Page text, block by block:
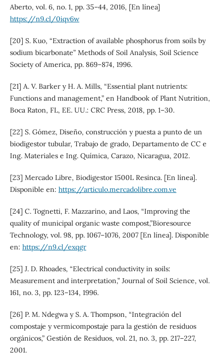
Aberto, vol. 6, no. 1, pp. 35–44, 2016, [En línea]
https://n9.cl/0iqv6w
[20] S. Kuo, “Extraction of available phosphorus from soils by
sodium bicarbonate” Methods of Soil Analysis, Soil Science
Society of America, pp. 869–874, 1996.
[21] A. V. Barker y H. A. Mills, “Essential plant nutrients:
Functions and management,” en Handbook of Plant Nutrition,
Boca Raton, FL, EE. UU.: CRC Press, 2018, pp. 1–30.
[22] S. Gómez, Diseño, construcción y puesta a punto de un
biodigestor tubular, Trabajo de grado, Departamento de CC e
Ing. Materiales e Ing. Química, Carazo, Nicaragua, 2012.
[23] Mercado Libre, Biodigestor 1500L Resinca. [En línea].
Disponible en: https://articulo.mercadolibre.com.ve
[24] C. Tognetti, F. Mazzarino, and Laos, “Improving the
quality of municipal organic waste compost,”Bioresource
Technology, vol. 98, pp. 1067–1076, 2007 [En línea]. Disponible
en: https://n9.cl/exqgr
[25] J. D. Rhoades, “Electrical conductivity in soils:
Measurement and interpretation,” Journal of Soil Science, vol.
161, no. 3, pp. 123–134, 1996.
[26] P. M. Ndegwa y S. A. Thompson, “Integración del
compostaje y vermicompostaje para la gestión de residuos
orgánicos,” Gestión de Residuos, vol. 21, no. 3, pp. 217–227,
2001.